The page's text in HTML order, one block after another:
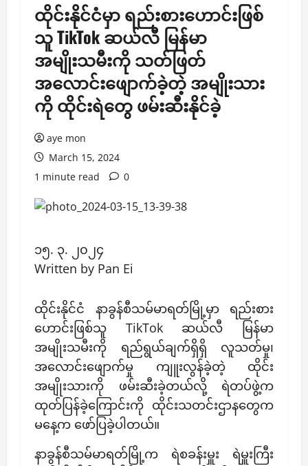
ထိုင်းနိုင်ငံမှာ ရည်းစားဟောင်းဖြစ်
သူ TikTok ဆယ်လီ မြန်မာ
အမျိုးသမီးကို သတ်ဖြတ်
အလောင်းဖျောက်ခဲ့တဲ့ အမျိုးသား
ကို ထိုင်းရဲတွေ ဖမ်းဆီးနိုင်ခဲ့
aye mon
March 15, 2024
1 minute read
0
၁၅. ၃. ၂၀၂၄
Written by Pan Ei
ထိုင်းနိုင်ငံ နာခွန်စီသမ်မာရတ်မြို့မှာ ရည်းစား
ဟောင်းဖြစ်သူ TikTok ဆယ်လီ မြန်မာ
အမျိုးသမီးကို ရည်ရွယ်ချက်ရှိရှိ လူသတ်မှု၊
အလောင်းဖျောက်မှု ကျူးလွန်ခဲ့တဲ့ ထိုင်း
အမျိုးသားကို ဖမ်းဆီးခဲ့တယ်လို့ ရဲတပ်ဖွဲ့က
ထုတ်ပြန်ခဲ့ကြောင်းကို ထိုင်းသတင်းဌာနတွေက
မနေ့က ဖော်ပြခဲ့ပါတယ်။
နာခွန်စီသမ်မာရတ်မြို့က ရဲစခန်းမှူး ရဲမှူးကြီး